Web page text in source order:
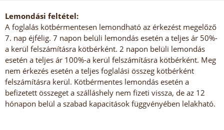
Lemondási feltétel:
A foglalás kötbérmentesen lemondható az érkezést megelőző
7. nap éjfélig. 7 napon belüli lemondás esetén a teljes ár 50%-
a kerül felszámításra kötbérként. 2 napon belüli lemondás
esetén a teljes ár 100%-a kerül felszámításra kötbérként. Meg
nem érkezés esetén a teljes foglalási összeg kötbérként
felszámításra kerül. Kötbérmentes lemondás esetén a
befizetett összeget a szálláshely nem fizeti vissza, de az 12
hónapon belül a szabad kapacitások függvényében lelakható.